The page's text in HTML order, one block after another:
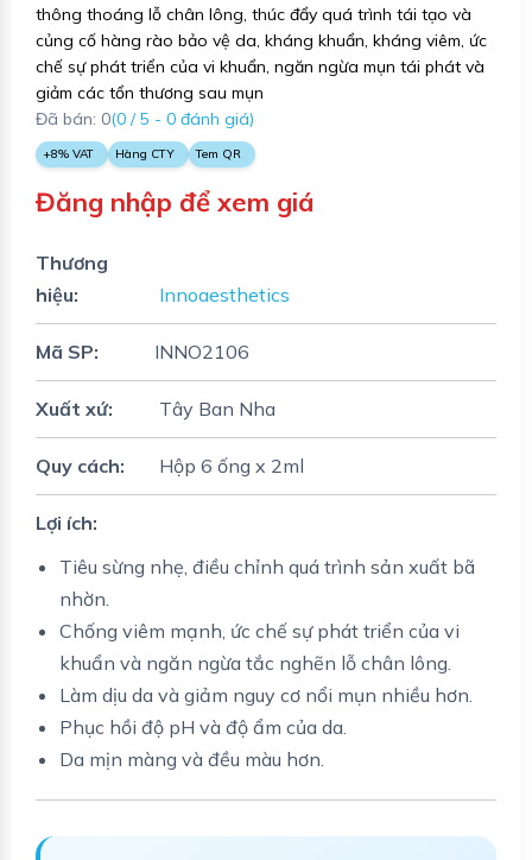
thông thoáng lỗ chân lông, thúc đẩy quá trình tái tạo và
củng cố hàng rào bảo vệ da, kháng khuẩn, kháng viêm, ức
chế sự phát triển của vi khuẩn, ngăn ngừa mụn tái phát và
giảm các tổn thương sau mụn
Đã bán: 0(0 / 5 - 0 đánh giá)
+8% VAT Hàng CTY Tem QR
Đăng nhập để xem giá
Thương
hiệu:
Innoaesthetics
Mã SP: INNO2106
Xuất xứ: Tây Ban Nha
Quy cách: Hộp 6 ống x 2ml
Lợi ích:
Tiêu sừng nhẹ, điều chỉnh quá trình sản xuất bã
nhờn.
Chống viêm mạnh, ức chế sự phát triển của vi
khuẩn và ngăn ngừa tắc nghẽn lỗ chân lông.
Làm dịu da và giảm nguy cơ nổi mụn nhiều hơn.
Phục hồi độ pH và độ ẩm của da.
Da mịn màng và đều màu hơn.